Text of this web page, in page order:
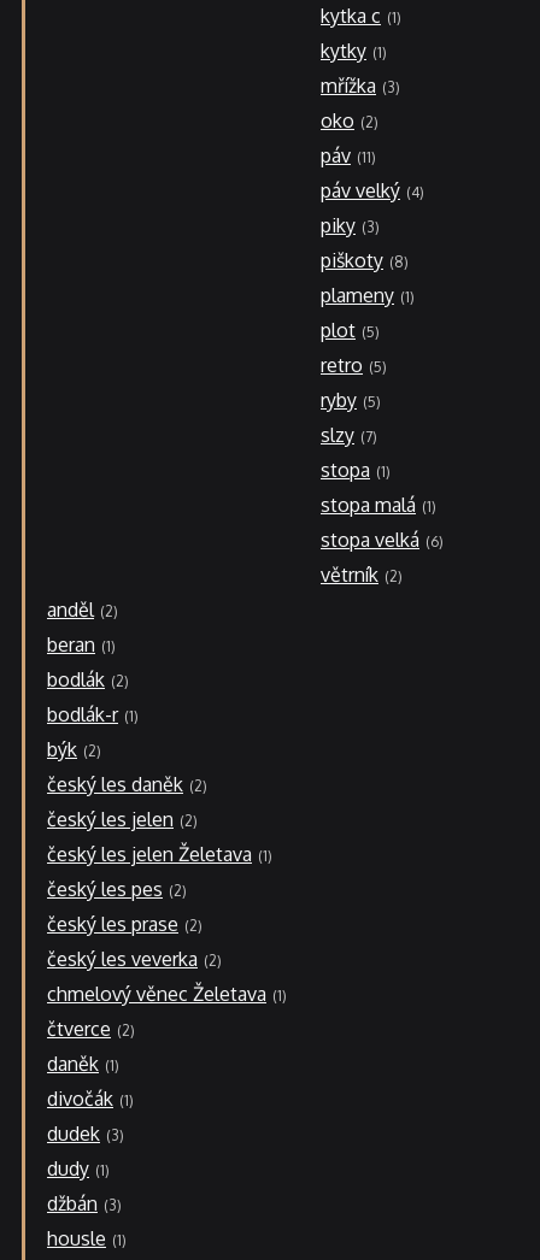
anděl 2
beran 1
bodlák 2
bodlák-r 1
býk 2
český les daněk 2
český les jelen 2
český les jelen Želetava 1
český les pes 2
český les prase 2
český les veverka 2
chmelový věnec Želetava 1
čtverce 2
daněk 1
divočák 1
dudek 3
dudy 1
džbán 3
housle 1
kytka c 1
kytky 1
mřížka 3
oko 2
páv 11
páv velký 4
piky 3
piškoty 8
plameny 1
plot 5
retro 5
ryby 5
slzy 7
stopa 1
stopa malá 1
stopa velká 6
větrník 2